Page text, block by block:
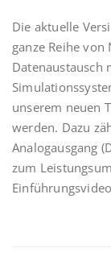
Die aktuelle
ganze Reihe
Datenaustausch
unserem neuen
werden. Dazu
Analogausgang
zum
Einführungsvideo